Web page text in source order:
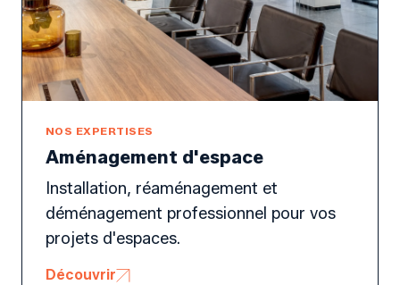
NOS EXPERTISES
Aménagement d'espace
Installation, réaménagement et
déménagement professionnel pour vos
projets d'espaces.
Découvrir